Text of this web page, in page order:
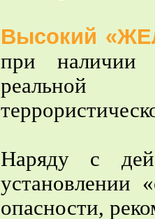
Высокий
при наличии
реальной
Наряду с
установлении
опасности,